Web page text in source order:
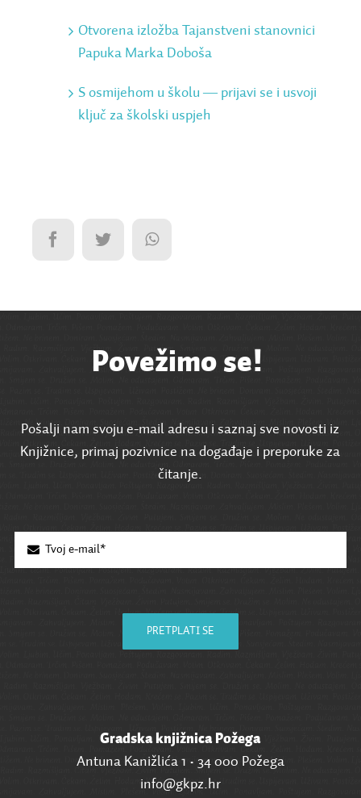
Otvorena izložba Tajanstveni stanovnici
Papuka Marka Doboša
S osmijehom u školu ― prijavi se i usvoji
ključ za školski uspjeh
Povežimo se!
Pošalji nam svoju e-mail adresu i saznaj sve novosti iz
Knjižnice, primaj pozivnice na događaje i preporuke za
čitanje.
PRETPLATI SE
Gradska knjižnica Požega
Antuna Kanižlića 1 • 34 000 Požega
info@gkpz.hr